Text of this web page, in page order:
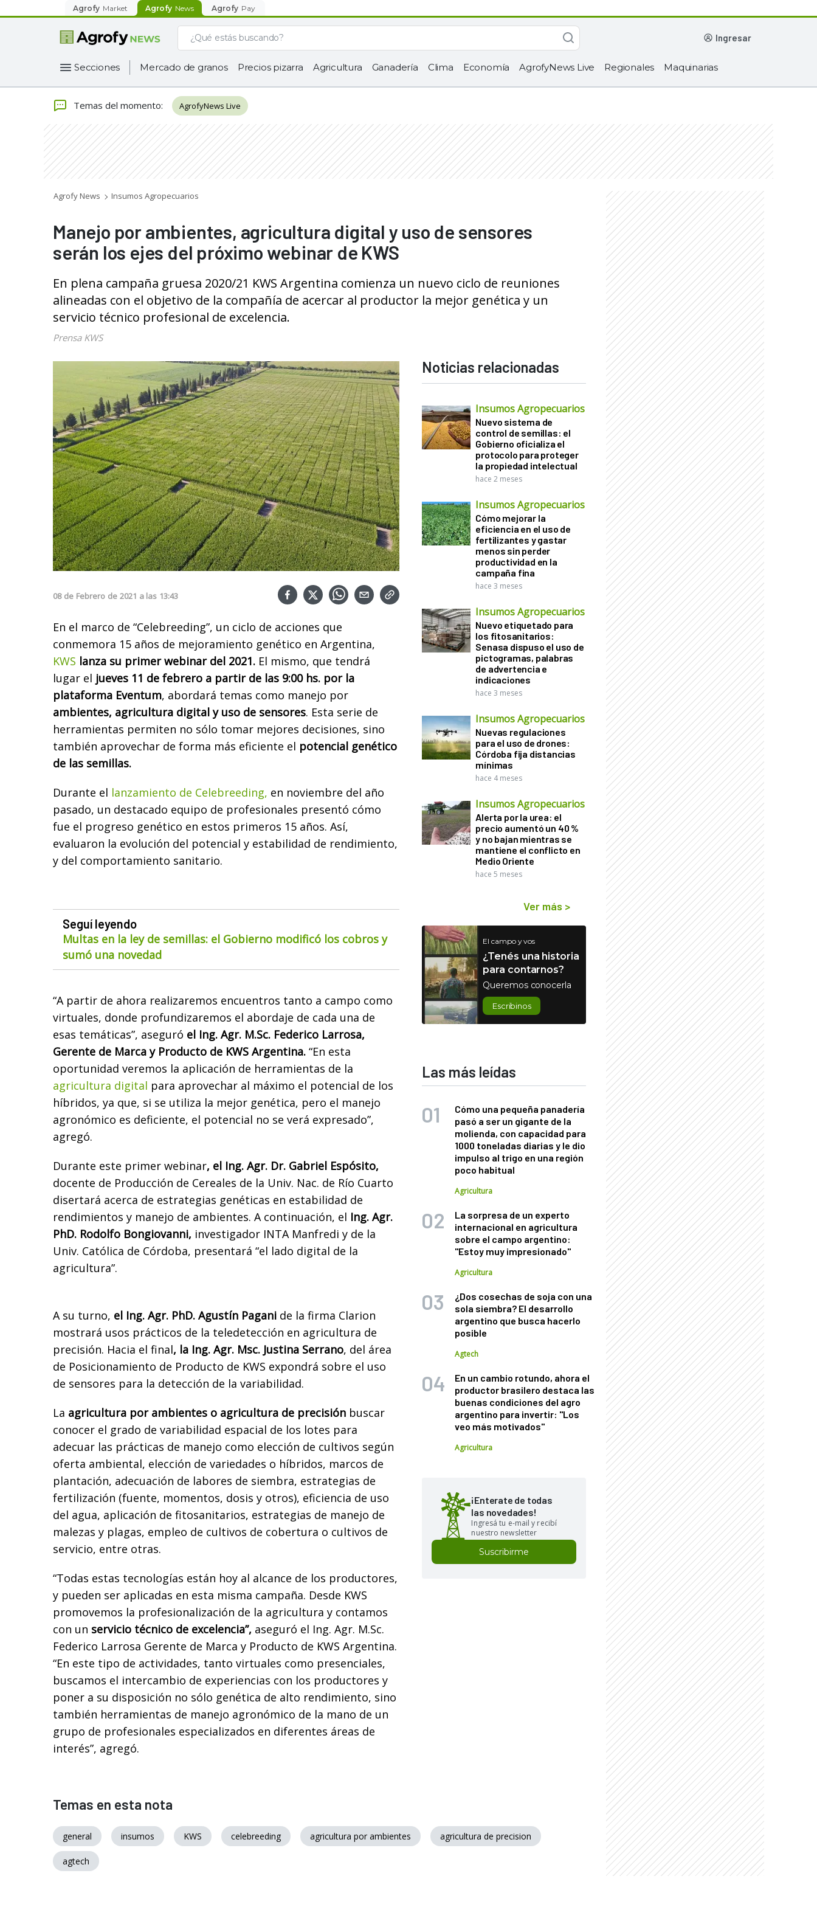
Agrofy Market Agrofy News Agrofy Pay
ingresar
Secciones Mercado de granos Precios pizarra Agricultura Ganadería Clima Economía AgrofyNews Live Regionales Maquinarias
Temas del momento: AgrofyNews Live
Agrofy News Insumos Agropecuarios
Manejo por ambientes, agricultura digital y uso de sensores
serán los ejes del próximo webinar de KWS
En plena campaña gruesa 2020/21 KWS Argentina comienza un nuevo ciclo de reuniones
alineadas con el objetivo de la compañía de acercar al productor la mejor genética y un
servicio técnico profesional de excelencia.
Prensa KWS
08 de Febrero de 2021 a las 13:43
En el marco de “Celebreeding”, un ciclo de acciones que
conmemora 15 años de mejoramiento genético en Argentina,
KWS lanza su primer webinar del 2021. El mismo, que tendrá
lugar el jueves 11 de febrero a partir de las 9:00 hs. por la
plataforma Eventum, abordará temas como manejo por
ambientes, agricultura digital y uso de sensores. Esta serie de
herramientas permiten no sólo tomar mejores decisiones, sino
también aprovechar de forma más eficiente el potencial genético
de las semillas.
Durante el lanzamiento de Celebreeding, en noviembre del año
pasado, un destacado equipo de profesionales presentó cómo
fue el progreso genético en estos primeros 15 años. Así,
evaluaron la evolución del potencial y estabilidad de rendimiento,
y del comportamiento sanitario.
Seguí leyendo
Multas en la ley de semillas: el Gobierno modificó los cobros y
sumó una novedad
“A partir de ahora realizaremos encuentros tanto a campo como
virtuales, donde profundizaremos el abordaje de cada una de
esas temáticas”, aseguró el Ing. Agr. M.Sc. Federico Larrosa,
Gerente de Marca y Producto de KWS Argentina. “En esta
oportunidad veremos la aplicación de herramientas de la
agricultura digital para aprovechar al máximo el potencial de los
híbridos, ya que, si se utiliza la mejor genética, pero el manejo
agronómico es deficiente, el potencial no se verá expresado”,
agregó.
Durante este primer webinar, el Ing. Agr. Dr. Gabriel Espósito,
docente de Producción de Cereales de la Univ. Nac. de Río Cuarto
disertará acerca de estrategias genéticas en estabilidad de
rendimientos y manejo de ambientes. A continuación, el Ing. Agr.
PhD. Rodolfo Bongiovanni, investigador INTA Manfredi y de la
Univ. Católica de Córdoba, presentará “el lado digital de la
agricultura”.
A su turno, el Ing. Agr. PhD. Agustín Pagani de la firma Clarion
mostrará usos prácticos de la teledetección en agricultura de
precisión. Hacia el final, la Ing. Agr. Msc. Justina Serrano, del área
de Posicionamiento de Producto de KWS expondrá sobre el uso
de sensores para la detección de la variabilidad.
La agricultura por ambientes o agricultura de precisión buscar
conocer el grado de variabilidad espacial de los lotes para
adecuar las prácticas de manejo como elección de cultivos según
oferta ambiental, elección de variedades o híbridos, marcos de
plantación, adecuación de labores de siembra, estrategias de
fertilización (fuente, momentos, dosis y otros), eficiencia de uso
del agua, aplicación de fitosanitarios, estrategias de manejo de
malezas y plagas, empleo de cultivos de cobertura o cultivos de
servicio, entre otras.
“Todas estas tecnologías están hoy al alcance de los productores,
y pueden ser aplicadas en esta misma campaña. Desde KWS
promovemos la profesionalización de la agricultura y contamos
con un servicio técnico de excelencia”, aseguró el Ing. Agr. M.Sc.
Federico Larrosa Gerente de Marca y Producto de KWS Argentina.
“En este tipo de actividades, tanto virtuales como presenciales,
buscamos el intercambio de experiencias con los productores y
poner a su disposición no sólo genética de alto rendimiento, sino
también herramientas de manejo agronómico de la mano de un
grupo de profesionales especializados en diferentes áreas de
interés”, agregó.
Noticias relacionadas
Insumos Agropecuarios
Nuevo sistema de
control de semillas: el
Gobierno oficializa el
protocolo para proteger
la propiedad intelectual
hace 2 meses
Insumos Agropecuarios
Cómo mejorar la
eficiencia en el uso de
fertilizantes y gastar
menos sin perder
productividad en la
campaña fina
hace 3 meses
Insumos Agropecuarios
Nuevo etiquetado para
los fitosanitarios:
Senasa dispuso el uso de
pictogramas, palabras
de advertencia e
indicaciones
hace 3 meses
Insumos Agropecuarios
Nuevas regulaciones
para el uso de drones:
Córdoba fija distancias
mínimas
hace 4 meses
Insumos Agropecuarios
Alerta por la urea: el
precio aumentó un 40 %
y no bajan mientras se
mantiene el conflicto en
Medio Oriente
hace 5 meses
Ver más >
El campo y vos
¿Tenés una historia
para contarnos?
Queremos conocerla
Escribinos
Las más leídas
Cómo una pequeña panadería
pasó a ser un gigante de la
molienda, con capacidad para
1000 toneladas diarias y le dio
impulso al trigo en una región
poco habitual
Agricultura
La sorpresa de un experto
internacional en agricultura
sobre el campo argentino:
"Estoy muy impresionado"
Agricultura
¿Dos cosechas de soja con una
sola siembra? El desarrollo
argentino que busca hacerlo
posible
Agtech
En un cambio rotundo, ahora el
productor brasilero destaca las
buenas condiciones del agro
argentino para invertir: "Los
veo más motivados"
Agricultura
¡Enterate de todas
las novedades!
Ingresá tu e-mail y recibí
nuestro newsletter
Suscribirme
Temas en esta nota
general insumos KWS celebreeding agricultura por ambientes agricultura de precision
agtech